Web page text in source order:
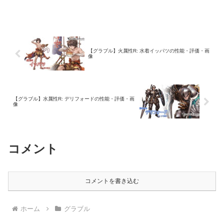
【グラブル】火属性R: 水着イッパツの性能・評価・画
像
【グラブル】水属性R: デリフォードの性能・評価・画
像
コメント
コメントを書き込む
ホーム グラブル